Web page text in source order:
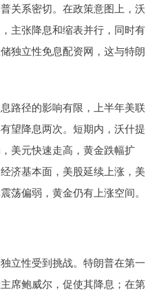
关系密切。在政策意图上，沃
主张降息和缩表并行，同时有
独立性免息配资网，这与特朗
路径的影响有限，上半年美联
望降息两次。短期内，沃什提
美元快速走高，黄金跌幅扩
济基本面，美股延续上涨，美
荡偏弱，黄金仍有上涨空间。
立性受到挑战。特朗普在第一
席鲍威尔，促使其降息；在第